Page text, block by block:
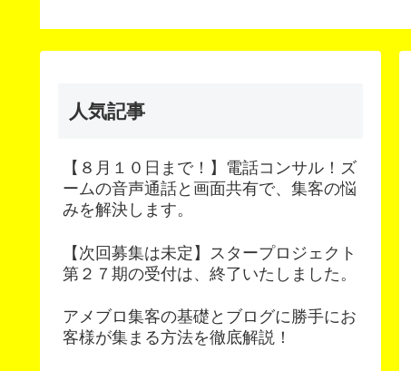
人気記事
【８月１０日まで！】電話コンサル！ズ
ームの音声通話と画面共有で、集客の悩
みを解決します。
【次回募集は未定】スタープロジェクト
第２７期の受付は、終了いたしました。
アメブロ集客の基礎とブログに勝手にお
客様が集まる方法を徹底解説！